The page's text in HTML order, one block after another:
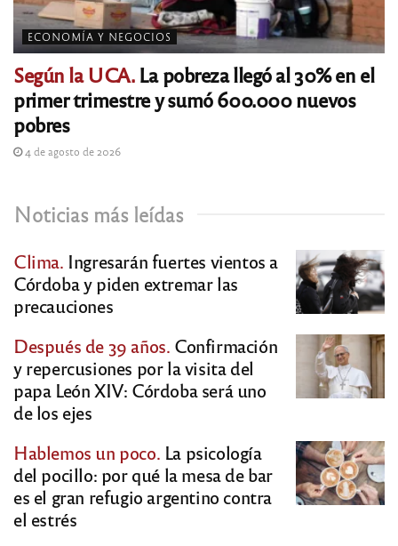
ECONOMÍA Y NEGOCIOS
Según la UCA.La pobreza llegó al 30% en el
primer trimestre y sumó 600.000 nuevos
pobres
4 de agosto de 2026
Noticias más leídas
Clima. Ingresarán fuertes vientos a
Córdoba y piden extremar las
precauciones
Después de 39 años. Confirmación
y repercusiones por la visita del
papa León XIV: Córdoba será uno
de los ejes
Hablemos un poco. La psicología
del pocillo: por qué la mesa de bar
es el gran refugio argentino contra
el estrés